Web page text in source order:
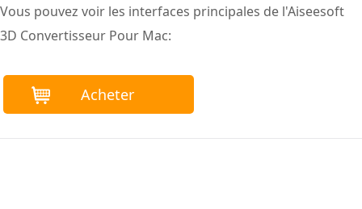
Vous pouvez voir les interfaces principales de l'Aiseesoft
3D Convertisseur Pour Mac:
Acheter